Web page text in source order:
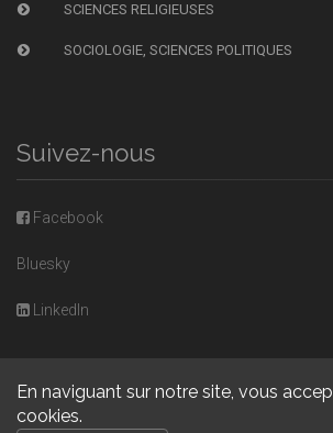
En naviguant sur notre site, vous
cookies.
SCIENCES RELIGIEUSES
SOCIOLOGIE, SCIENCES POLITIQUES
Suivez-nous
Facebook
Bluesky
LinkedIn